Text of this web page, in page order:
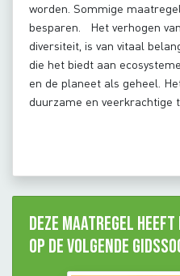
worden. Sommige
besparen. Het verhogen
diversiteit, is van vitaal
die het biedt aan
en de planeet als geheel.
duurzame en veerkrachtige
Deze maatregel
op de volgende